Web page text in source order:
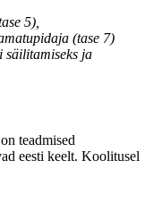
5),
(tase 7)
säilitamiseks ja
teadmised
eesti keelt. Koolitusel